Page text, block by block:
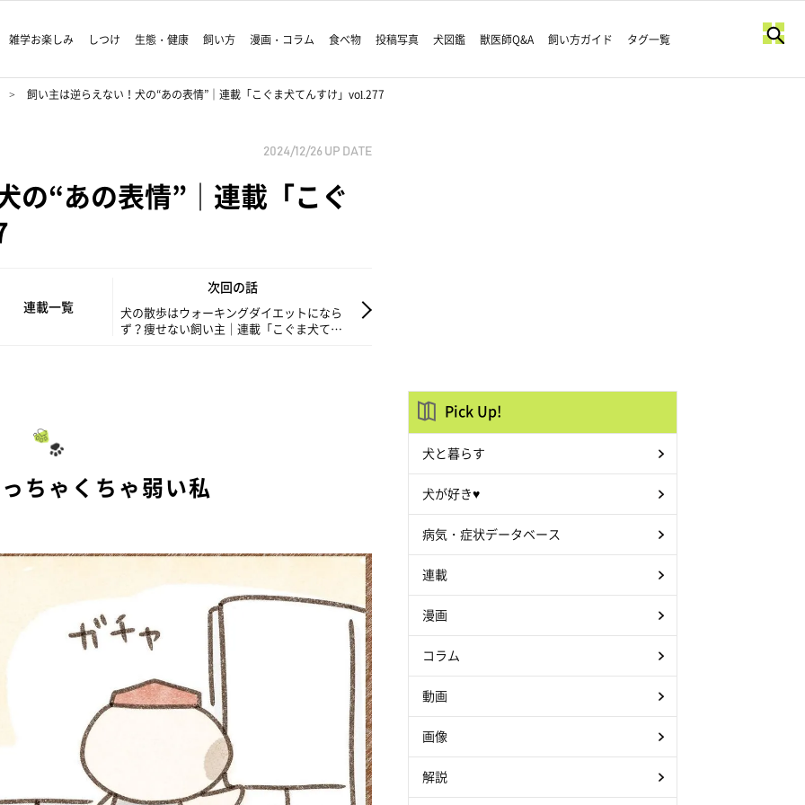
雑学お楽しみ しつけ 生態・健康 飼い方 漫画・コラム 食べ物 投稿写真 犬図鑑 獣医師Q&A 飼い方ガイド タグ一覧
飼い主は逆らえない！犬の“あの表情”｜連載「こぐま犬てんすけ」vol.277
2024/12/26 UP DATE
の“あの表情”｜連載「こぐ
連載一覧
次回の話
犬の散歩はウォーキングダイエットになら
ず？痩せない飼い主｜連載「こぐま犬てん
ちゃくちゃ弱い私
Pick Up!
犬と暮らす
犬が好き♥
病気・症状データベース
連載
漫画
コラム
動画
画像
解説